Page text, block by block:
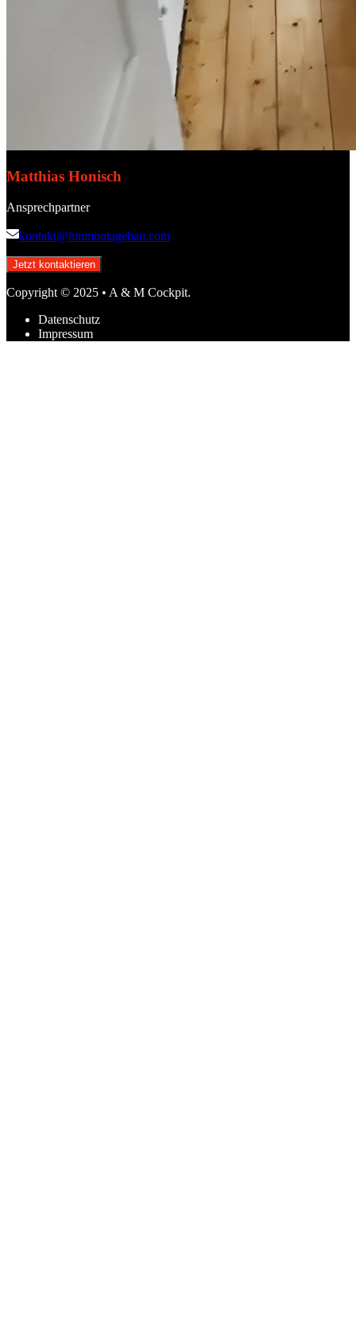
Matthias Honisch
Ansprechpartner
kontakt@hmmontagebau.com
Jetzt kontaktieren
Copyright © 2025 • A & M Cockpit.
Datenschutz
Impressum